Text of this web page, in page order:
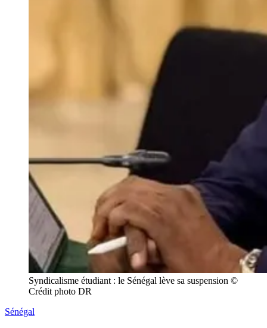
Syndicalisme étudiant : le Sénégal lève sa suspension ©
Crédit photo DR
Sénégal